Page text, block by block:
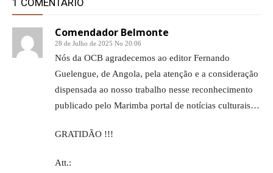
1 COMENTÁRIO
Comendador Belmonte
28 de Julho de 2025 No 20:06
Nós da OCB agradecemos ao editor Fernando
Guelengue, de Angola, pela atenção e a consideração
dispensada ao nosso trabalho nesse reconhecimento
publicado pelo Marimba portal de notícias culturais…
GRATIDÃO !!!
Att.: